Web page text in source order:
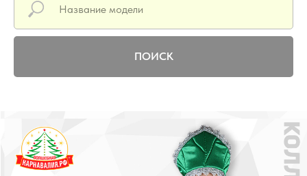
ПОИСК